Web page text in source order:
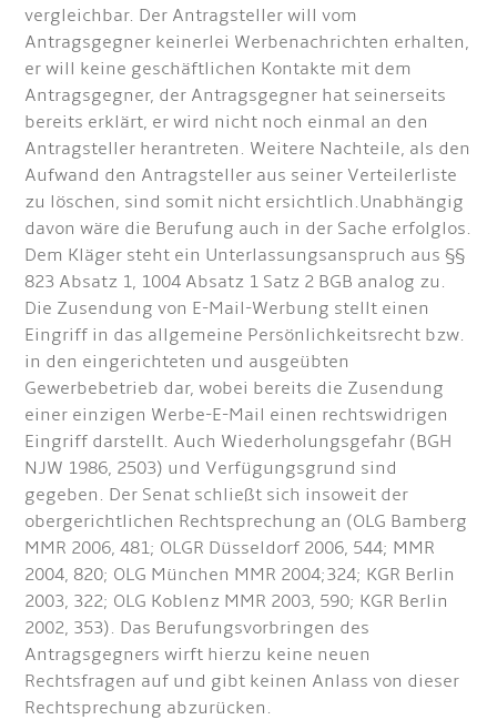
vergleichbar. Der Antragsteller will vom
Antragsgegner keinerlei Werbenachrichten erhalten,
er will keine geschäftlichen Kontakte mit dem
Antragsgegner, der Antragsgegner hat seinerseits
bereits erklärt, er wird nicht noch einmal an den
Antragsteller herantreten. Weitere Nachteile, als den
Aufwand den Antragsteller aus seiner Verteilerliste
zu löschen, sind somit nicht ersichtlich.Unabhängig
davon wäre die Berufung auch in der Sache erfolglos.
Dem Kläger steht ein Unterlassungsanspruch aus §§
823 Absatz 1, 1004 Absatz 1 Satz 2 BGB analog zu.
Die Zusendung von E-Mail-Werbung stellt einen
Eingriff in das allgemeine Persönlichkeitsrecht bzw.
in den eingerichteten und ausgeübten
Gewerbebetrieb dar, wobei bereits die Zusendung
einer einzigen Werbe-E-Mail einen rechtswidrigen
Eingriff darstellt. Auch Wiederholungsgefahr (BGH
NJW 1986, 2503) und Verfügungsgrund sind
gegeben. Der Senat schließt sich insoweit der
obergerichtlichen Rechtsprechung an (OLG Bamberg
MMR 2006, 481; OLGR Düsseldorf 2006, 544; MMR
2004, 820; OLG München MMR 2004;324; KGR Berlin
2003, 322; OLG Koblenz MMR 2003, 590; KGR Berlin
2002, 353). Das Berufungsvorbringen des
Antragsgegners wirft hierzu keine neuen
Rechtsfragen auf und gibt keinen Anlass von dieser
Rechtsprechung abzurücken.